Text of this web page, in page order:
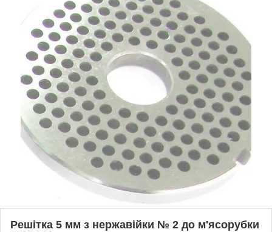
Решітка 5 мм з нержавійки № 2 до м'ясорубки